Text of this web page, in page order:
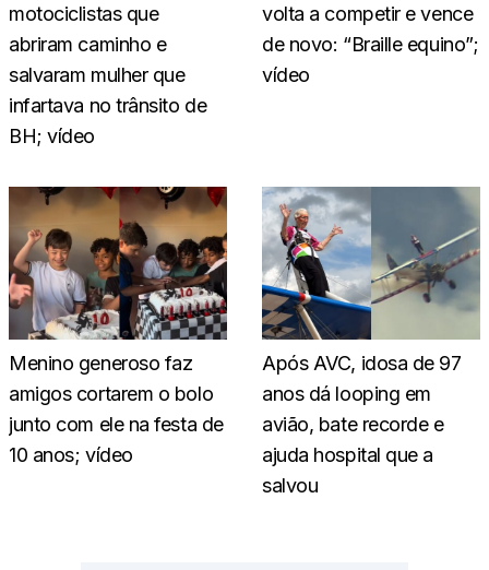
motociclistas que
abriram caminho e
salvaram mulher que
infartava no trânsito de
BH; vídeo
volta a competir e vence
de novo: “Braille equino”;
vídeo
Menino generoso faz
amigos cortarem o bolo
junto com ele na festa de
10 anos; vídeo
Após AVC, idosa de 97
anos dá looping em
avião, bate recorde e
ajuda hospital que a
salvou